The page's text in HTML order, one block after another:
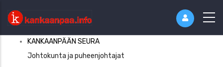
Kankaaanpää
Seura
KANKAANPÄÄN SEURA
Johtokunta ja puheenjohtajat